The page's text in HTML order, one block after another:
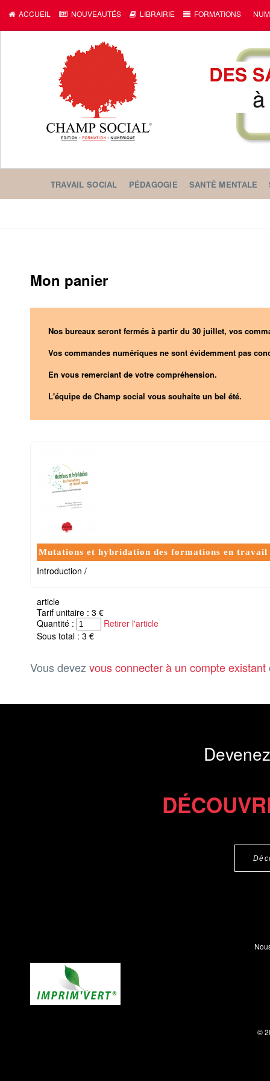
ACCUEIL NOUVEAUTÉS LIBRAIRIE FORMATIONS
TRAVAIL SOCIAL PÉDAGOGIE SANTÉ MENTALE
Mon panier
Nos bureaux seront fermés à partir du 30 juillet, vos
Vos commandes numériques ne sont évidemment pas
En vous remerciant de votre compréhension.
L'équipe de Champ social vous souhaite un bel été.
Mutations et hybridation des formations en
Introduction /
article
Tarif unitaire : 3 €
Quantité :
Retirer l'article
Sous total : 3 €
Vous devez vous connecter à un compte existant
©